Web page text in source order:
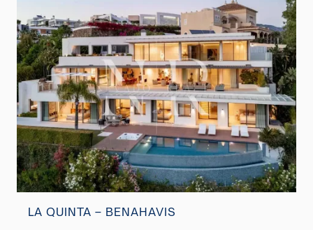
LA QUINTA – BENAHAVIS